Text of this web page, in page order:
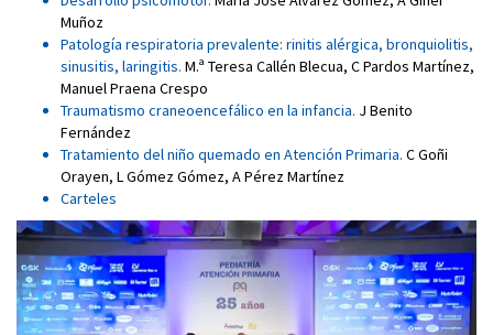
Muñoz
Patología respiratoria prevalente: rinitis alérgica, bronquiolitis,
sinusitis, laringitis. M.ª Teresa Callén Blecua, C Pardos Martínez,
Manuel Praena Crespo
Traumatismo craneoencefálico en la infancia. J Benito
Fernández
Tratamiento del niño quemado en Atención Primaria. C Goñi
Orayen, L Gómez Gómez, A Pérez Martínez
Carteles